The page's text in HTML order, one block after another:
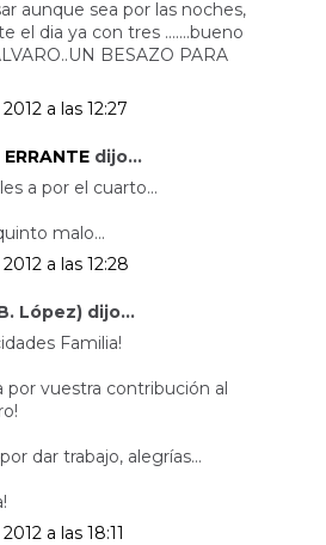
aunque sea por las noches,
el dia ya con tres .......bueno
BESAZO PARA
a las 12:27
dijo...
a por el cuarto...
malo...
a las 12:28
López) dijo...
Familia!
por vuestra contribución al
dar trabajo, alegrías...
a las 18:11